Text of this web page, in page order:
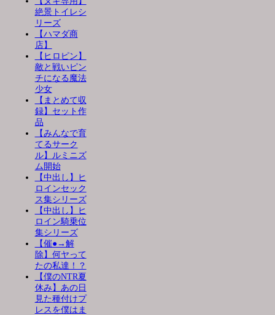
絶景トイレシ
リーズ
【ハマダ商
店】
【ヒロピン】
敵と戦いピン
チになる魔法
少女
【まとめて収
録】セット作
品
【みんなで育
てるサーク
ル】ルミニズ
ム開始
【中出し】ヒ
ロインセック
ス集シリーズ
【中出し】ヒ
ロイン騎乗位
集シリーズ
【催●→解
除】何ヤって
たの私達！？
【僕のNTR夏
休み】あの日
見た種付けプ
レスを僕はま